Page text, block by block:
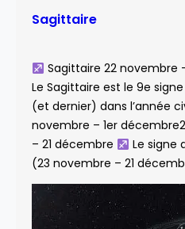
Sagittaire
Sagittaire 22 novembre
Le Sagittaire est le 9e
(et dernier) dans l’année
novembre – 1er
– 21 décembre
Le signe
(23 novembre – 21